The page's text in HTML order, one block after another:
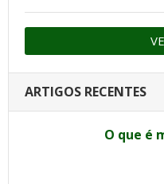
ARTIGOS RECENTES
O que é